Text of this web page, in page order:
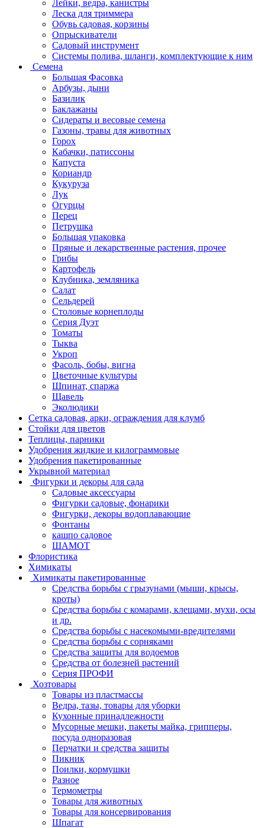
Лейки, ведра, канистры
Леска для триммера
Обувь садовая, корзины
Опрыскиватели
Садовый инструмент
Системы полива, шланги, комплектующие к ним
Семена
Большая Фасовка
Арбузы, дыни
Базилик
Баклажаны
Сидераты и весовые семена
Газоны, травы для животных
Горох
Кабачки, патиссоны
Капуста
Кориандр
Кукуруза
Лук
Огурцы
Перец
Петрушка
Большая упаковка
Пряные и лекарственные растения, прочее
Грибы
Картофель
Клубника, земляника
Салат
Сельдерей
Столовые корнеплоды
Серия Дуэт
Томаты
Тыква
Укроп
Фасоль, бобы, вигна
Цветочные культуры
Шпинат, спаржа
Щавель
Эколюдики
Сетка садовая, арки, ограждения для клумб
Стойки для цветов
Теплицы, парники
Удобрения жидкие и килограммовые
Удобрения пакетированные
Укрывной материал
Фигурки и декоры для сада
Садовые аксессуары
Фигурки садовые, фонарики
Фигурки, декоры водоплавающие
Фонтаны
кашпо садовое
ШАМОТ
Флористика
Химикаты
Химикаты пакетированные
Средства борьбы с грызунами (мыши, крысы,
кроты)
Средства борьбы с комарами, клещами, мухи, осы
и др.
Средства борьбы с насекомыми-вредителями
Средства борьбы с сорняками
Средства защиты для водоемов
Средства от болезней растений
Серия ПРОФИ
Хозтовары
Товары из пластмассы
Ведра, тазы, товары для уборки
Кухонные принадлежности
Мусорные мешки, пакеты майка, грипперы,
посуда одноразовая
Перчатки и средства защиты
Пикник
Поилки, кормушки
Разное
Термометры
Товары для животных
Товары для консервирования
Шпагат